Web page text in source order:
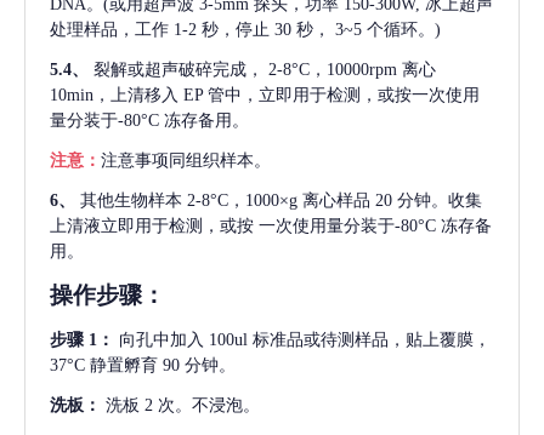
DNA。(或用超声波 3-5mm 探头，功率 150-300W, 冰上超声
处理样品，工作 1-2 秒，停止 30 秒， 3~5 个循环。)
5.4、 裂解或超声破碎完成，
2-8°C，10000rpm 离心
10min，上清移入 EP 管中，立即用于检测，或按一次使用
量分装于-80°C 冻存备用。
注意： 注意事项同组织样本。
6、 其他生物样本 2-8°C，1000×g 离心样品 20 分钟。收集
上清液立即用于检测，或按 一次使用量分装于-80°C 冻存备
用。
操作步骤：
步骤 1： 向孔中加入 100ul 标准品或待测样品，贴上覆膜，
37°C 静置孵育 90 分钟。
洗板： 洗板 2 次。不浸泡。